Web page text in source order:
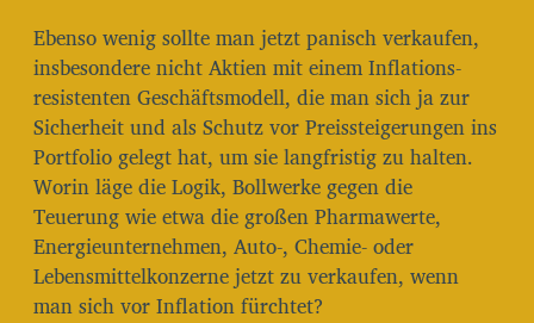
Ebenso wenig sollte man jetzt panisch verkaufen,
insbesondere nicht Aktien mit einem Inflations-
resistenten Geschäftsmodell, die man sich ja zur
Sicherheit und als Schutz vor Preissteigerungen ins
Portfolio gelegt hat, um sie langfristig zu halten.
Worin läge die Logik, Bollwerke gegen die
Teuerung wie etwa die großen Pharmawerte,
Energieunternehmen, Auto-, Chemie- oder
Lebensmittelkonzerne jetzt zu verkaufen, wenn
man sich vor Inflation fürchtet?